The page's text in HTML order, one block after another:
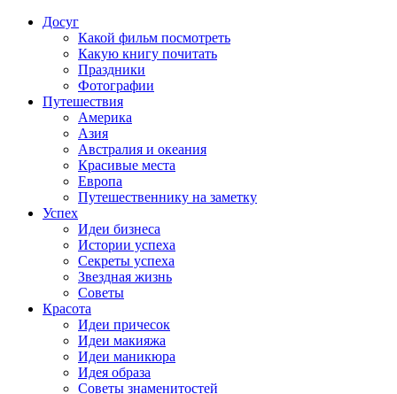
Досуг
Какой фильм посмотреть
Какую книгу почитать
Праздники
Фотографии
Путешествия
Америка
Азия
Австралия и океания
Красивые места
Европа
Путешественнику на заметку
Успех
Идеи бизнеса
Истории успеха
Секреты успеха
Звездная жизнь
Советы
Красота
Идеи причесок
Идеи макияжа
Идеи маникюра
Идея образа
Советы знаменитостей